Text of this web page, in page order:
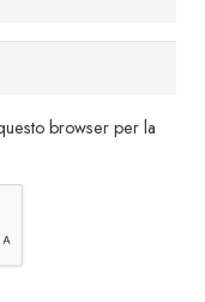
browser per la